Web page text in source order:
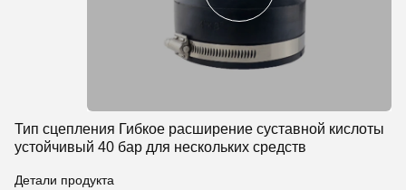
Тип сцепления Гибкое расширение суставной кислоты
устойчивый 40 бар для нескольких средств
Детали продукта